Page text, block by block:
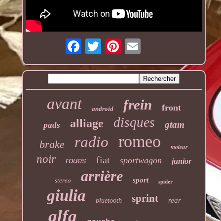
avant android frein front
pads alliage disques gtam
brake radio romeo moteur
noir roues fiat sportwagon junior
stereo arrière sport spider
giulia bluetooth sprint rear
alfa